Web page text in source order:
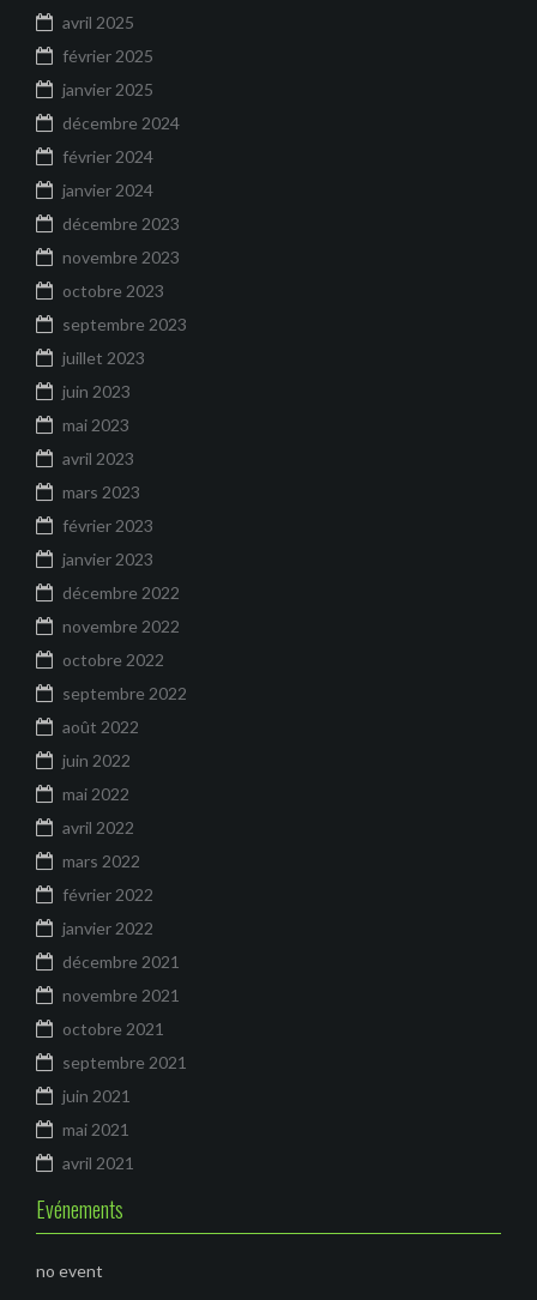
avril 2025
février 2025
janvier 2025
décembre 2024
février 2024
janvier 2024
décembre 2023
novembre 2023
octobre 2023
septembre 2023
juillet 2023
juin 2023
mai 2023
avril 2023
mars 2023
février 2023
janvier 2023
décembre 2022
novembre 2022
octobre 2022
septembre 2022
août 2022
juin 2022
mai 2022
avril 2022
mars 2022
février 2022
janvier 2022
décembre 2021
novembre 2021
octobre 2021
septembre 2021
juin 2021
mai 2021
avril 2021
Evénements
no event